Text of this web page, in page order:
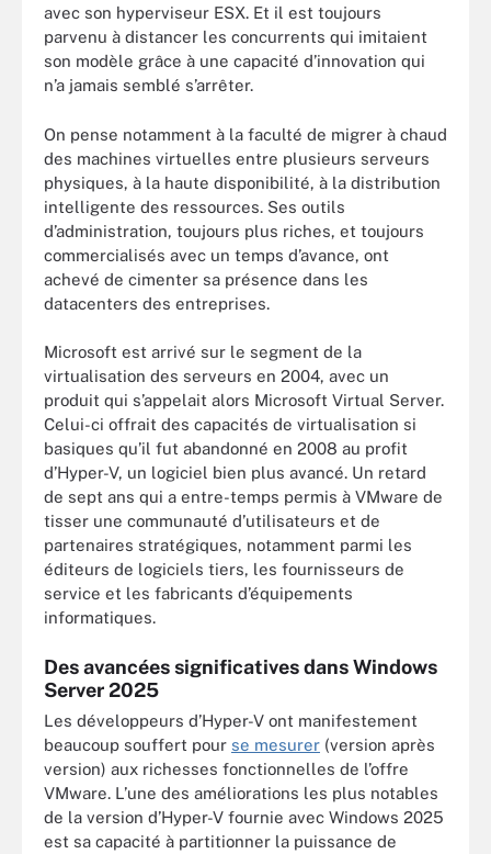
avec son hyperviseur ESX. Et il est toujours
parvenu à distancer les concurrents qui imitaient
son modèle grâce à une capacité d’innovation qui
n’a jamais semblé s’arrêter.
On pense notamment à la faculté de migrer à chaud
des machines virtuelles entre plusieurs serveurs
physiques, à la haute disponibilité, à la distribution
intelligente des ressources. Ses outils
d’administration, toujours plus riches, et toujours
commercialisés avec un temps d’avance, ont
achevé de cimenter sa présence dans les
datacenters des entreprises.
Microsoft est arrivé sur le segment de la
virtualisation des serveurs en 2004, avec un
produit qui s’appelait alors Microsoft Virtual Server.
Celui-ci offrait des capacités de virtualisation si
basiques qu’il fut abandonné en 2008 au profit
d’Hyper-V, un logiciel bien plus avancé. Un retard
de sept ans qui a entre-temps permis à VMware de
tisser une communauté d’utilisateurs et de
partenaires stratégiques, notamment parmi les
éditeurs de logiciels tiers, les fournisseurs de
service et les fabricants d’équipements
informatiques.
Des avancées significatives dans Windows
Server 2025
Les développeurs d’Hyper-V ont manifestement
beaucoup souffert pour se mesurer (version après
version) aux richesses fonctionnelles de l’offre
VMware. L’une des améliorations les plus notables
de la version d’Hyper-V fournie avec Windows 2025
est sa capacité à partitionner la puissance de